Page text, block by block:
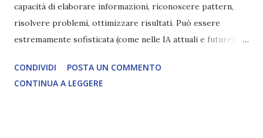
capacità di elaborare informazioni, riconoscere pattern,
risolvere problemi, ottimizzare risultati. Può essere
estremamente sofisticata (come nelle IA attuali e future),
soggettiva, non prova vero amore, non ha libero arbitrio
autentico, non ha connessione con l’Uno. Coscienza è la
CONDIVIDI
POSTA UN COMMENTO
CONTINUA A LEGGERE